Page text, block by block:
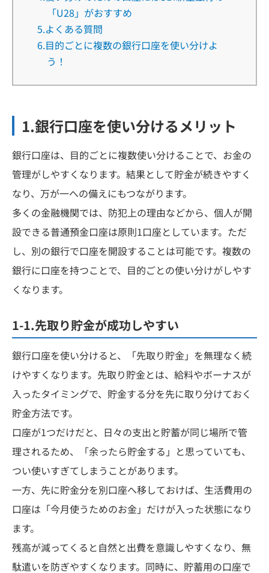
「U28」がおすすめ
5.よくある質問
6.目的ごとに複数の銀行口座を使い分けよ
う！
1.銀行口座を使い分けるメリット
銀行口座は、目的ごとに複数使い分けることで、お金の
管理がしやすくなります。結果として貯金が続きやすく
なり、万が一への備えにもつながります。
多くの金融機関では、防犯上の理由などから、個人が開
設できる普通預金口座は原則1口座としています。ただ
し、別の銀行で口座を開設することは可能です。複数の
銀行に口座を持つことで、目的ごとの使い分けがしやす
くなります。
1-1.先取り貯金が成功しやすい
銀行口座を使い分けると、「先取り貯金」を無理なく続
けやすくなります。先取り貯金とは、給料やボーナスが
入ったタイミングで、貯金する分を先に取り分けておく
貯金方法です。
口座が1つだけだと、日々の支出と貯蓄が同じ場所で管
理されるため、「余ったら貯金する」と思っていても、
つい使いすぎてしまうことがあります。
一方、先に貯金分を別口座へ移しておけば、生活費用の
口座は「今月使うためのお金」だけが入った状態になり
ます。
残高が減ってくると自然と出費を意識しやすくなり、無
駄遣いを防ぎやすくなります。同時に、貯蓄用の口座で